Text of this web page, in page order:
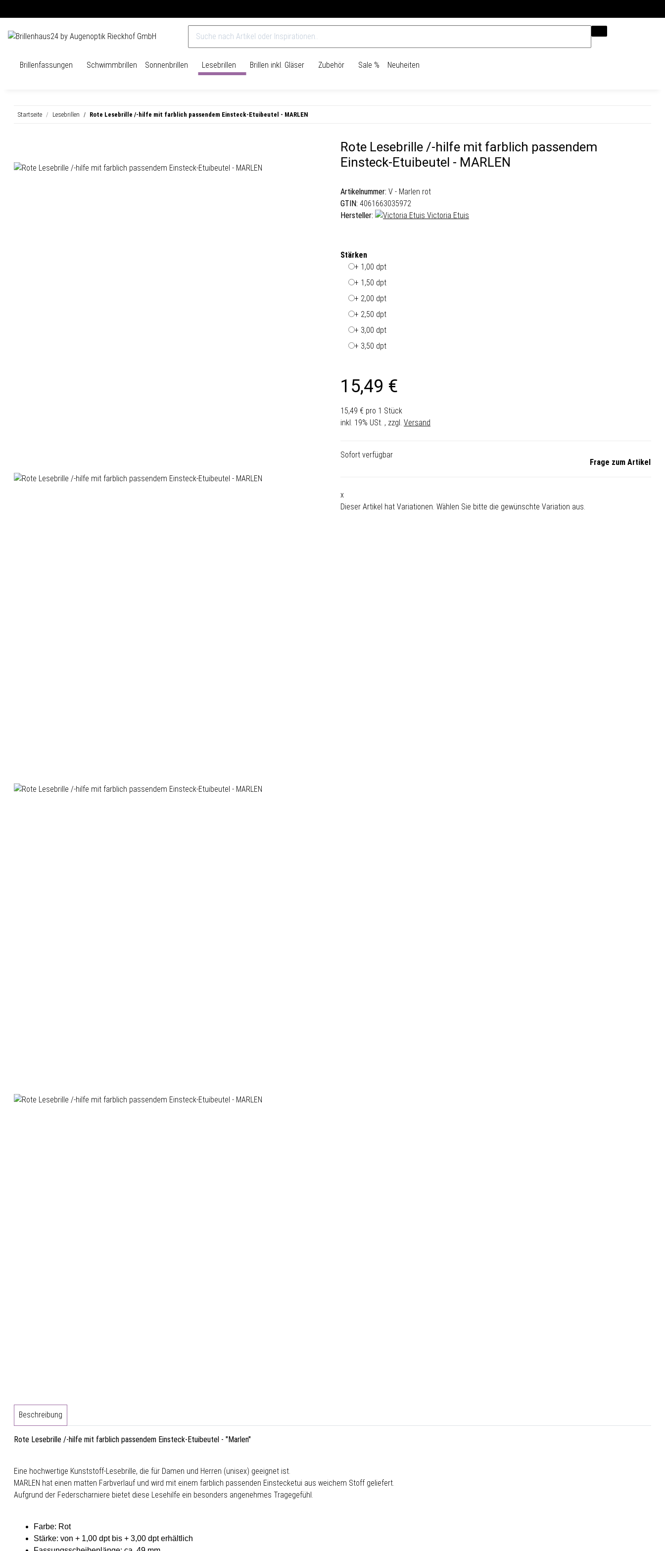
Brillenfassungen Schwimmbrillen Sonnenbrillen Lesebrillen Brillen inkl. Gläser Zubehör Sale % Neuheiten
Startseite Lesebrillen Rote Lesebrille /-hilfe mit farblich passendem Einsteck-Etuibeutel - MARLEN
Rote Lesebrille /-hilfe mit farblich passendem
Einsteck-Etuibeutel - MARLEN
Artikelnummer: V - Marlen rot
GTIN: 4061663035972
Hersteller:
Victoria Etuis
Stärken
+ 1,00 dpt
+ 1,50 dpt
+ 2,00 dpt
+ 2,50 dpt
+ 3,00 dpt
+ 3,50 dpt
15,49 €
15,49 € pro 1 Stück
inkl. 19% USt. , zzgl. Versand
Sofort verfügbar
Frage zum Artikel
x
Dieser Artikel hat Variationen. Wählen Sie bitte die gewünschte Variation aus.
Beschreibung
Rote Lesebrille /-hilfe mit farblich passendem Einsteck-Etuibeutel - "Marlen"
Eine hochwertige Kunststoff-Lesebrille, die für Damen und Herren (unisex) geeignet ist.
MARLEN hat einen matten Farbverlauf und wird mit einem farblich passenden Einstecketui aus weichem Stoff geliefert.
Aufgrund der Federscharniere bietet diese Lesehilfe ein besonders angenehmes Tragegefühl.
Farbe: Rot
Stärke: von + 1,00 dpt bis + 3,00 dpt erhältlich